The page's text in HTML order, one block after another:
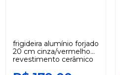
frigideira alumínio forjado
20 cm cinza/vermelho
revestimento cerâmico